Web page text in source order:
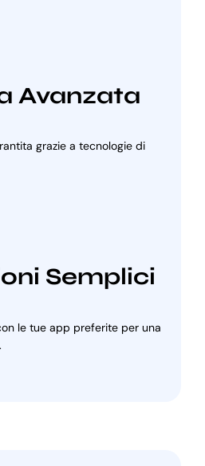
Avanzata
grazie a tecnologie di
Semplici
le tue app preferite per una